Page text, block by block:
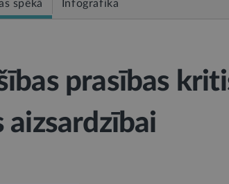
spēkā Infografika
prasības